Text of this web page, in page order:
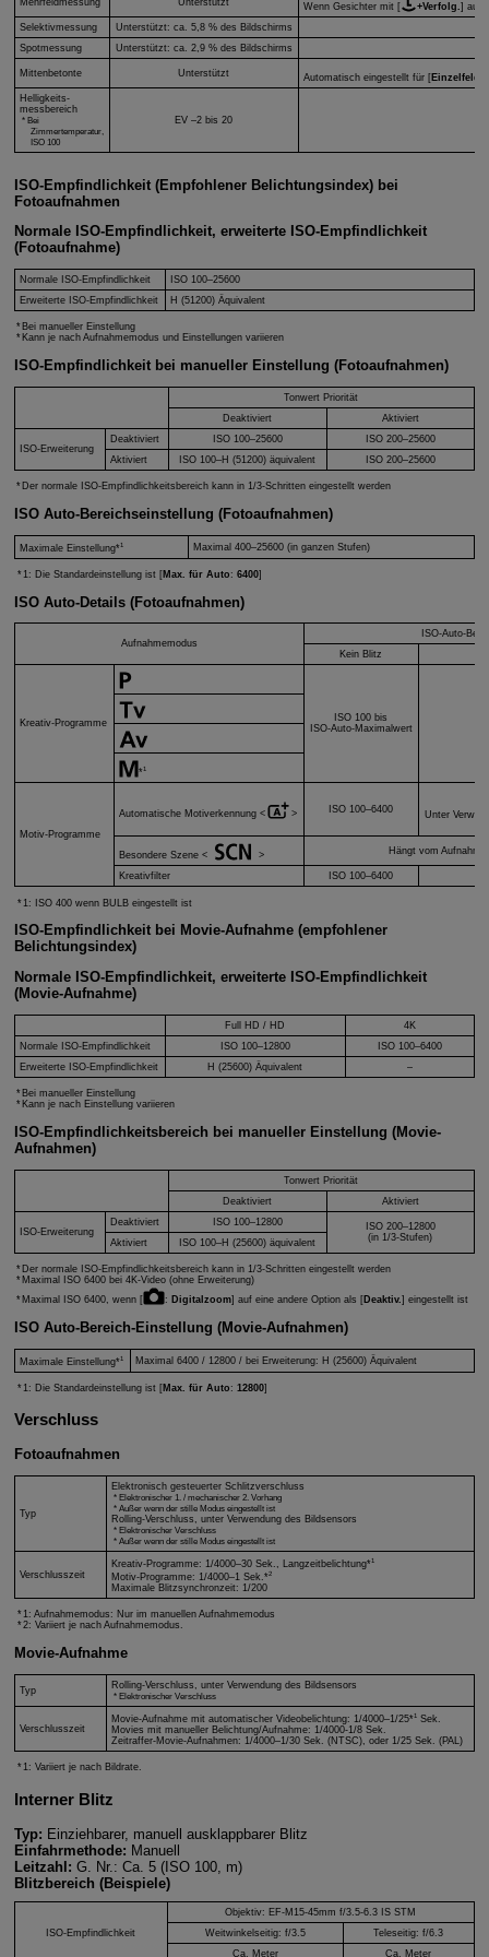
Wenn Gesichter mit [ +Verfolg.]
Selektivmessung
Unterstützt: ca. 5,8 % des Bildschirms
Spotmessung
Unterstützt: ca. 2,9 % des Bildschirms
Mittenbetonte Unterstützt Automatisch eingestellt für [ Einzelfeld
Helligkeits-
messbereich
Bei
Zimmertemperatur,
ISO 100
EV –2 bis 20
ISO-Empfindlichkeit (Empfohlener Belichtungsindex) bei
Fotoaufnahmen
Normale ISO-Empfindlichkeit, erweiterte ISO-Empfindlichkeit
(Fotoaufnahme)
Normale ISO-Empfindlichkeit
ISO 100–25600
Erweiterte ISO-Empfindlichkeit
H (51200) Äquivalent
Bei manueller Einstellung
Kann je nach Aufnahmemodus und Einstellungen variieren
ISO-Empfindlichkeit bei manueller Einstellung (Fotoaufnahmen)
Tonwert Priorität
Deaktiviert
Aktiviert
ISO-Erweiterung
Deaktiviert ISO 100–25600
ISO 200–25600
Aktiviert
ISO 100–H (51200) äquivalent ISO 200–25600
Der normale ISO-Empfindlichkeitsbereich kann in 1/3-Schritten eingestellt werden
ISO Auto-Bereichseinstellung (Fotoaufnahmen)
Maximale Einstellung*1 Maximal 400–25600 (in ganzen Stufen)
1: Die Standardeinstellung ist [Max. für Auto :6400]
ISO Auto-Details (Fotoaufnahmen)
Aufnahmemodus
ISO-Auto-
Kein Blitz
Kreativ-Programme
ISO 100 bis
ISO-Auto-Maximalwert
*1
Motiv-Programme
Automatische Motiverkennung ISO 100–6400
Unter
Besondere Szene Hängt vom
Kreativfilter ISO 100–6400
1: ISO 400 wenn BULB eingestellt ist
ISO-Empfindlichkeit bei Movie-Aufnahme (empfohlener
Belichtungsindex)
Normale ISO-Empfindlichkeit, erweiterte ISO-Empfindlichkeit
(Movie-Aufnahme)
Full HD / HD
4K
Normale ISO-Empfindlichkeit
ISO 100–12800
ISO 100–6400
Erweiterte ISO-Empfindlichkeit
H (25600) Äquivalent –
Bei manueller Einstellung
Kann je nach Einstellung variieren
ISO-Empfindlichkeitsbereich bei manueller Einstellung (Movie-
Aufnahmen)
Tonwert Priorität
Deaktiviert
Aktiviert
ISO-Erweiterung
Deaktiviert ISO 100–12800
ISO 200–12800
(in 1/3-Stufen)
Aktiviert ISO 100–H (25600) äquivalent
Der normale ISO-Empfindlichkeitsbereich kann in 1/3-Schritten eingestellt werden
Maximal ISO 6400 bei 4K-Video (ohne Erweiterung)
Maximal ISO 6400, wenn [
: Digitalzoom] auf eine andere Option als [ Deaktiv.] eingestellt ist
ISO Auto-Bereich-Einstellung (Movie-Aufnahmen)
Maximale Einstellung*1 Maximal 6400 / 12800 / bei Erweiterung: H (25600) Äquivalent
1: Die Standardeinstellung ist [Max. für Auto :12800]
Verschluss
Fotoaufnahmen
Typ
Elektronisch gesteuerter Schlitzverschluss
Elektronischer 1. / mechanischer 2. Vorhang
Außer wenn der stille Modus eingestellt ist
Rolling-Verschluss, unter Verwendung des Bildsensors
Elektronischer Verschluss
Außer wenn der stille Modus eingestellt ist
Verschlusszeit
Kreativ-Programme: 1/4000–30 Sek., Langzeitbelichtung*1
Motiv-Programme: 1/4000–1 Sek.*2
Maximale Blitzsynchronzeit: 1/200
1: Aufnahmemodus: Nur im manuellen Aufnahmemodus
2: Variiert je nach Aufnahmemodus.
Movie-Aufnahme
Typ
Rolling-Verschluss, unter Verwendung des Bildsensors
Elektronischer Verschluss
Verschlusszeit
Movie-Aufnahme mit automatischer Videobelichtung: 1/4000–1/25*1 Sek.
Movies mit manueller Belichtung/Aufnahme: 1/4000-1/8 Sek.
Zeitraffer-Movie-Aufnahmen: 1/4000–1/30 Sek. (NTSC), oder 1/25 Sek. (PAL)
1: Variiert je nach Bildrate.
Interner Blitz
Typ: Einziehbarer, manuell ausklappbarer Blitz
Einfahrmethode: Manuell
Leitzahl: G. Nr.: Ca. 5 (ISO 100, m)
Blitzbereich (Beispiele)
ISO-Empfindlichkeit
Objektiv: EF-M15-45mm f/3.5-6.3 IS STM
Weitwinkelseitig: f/3.5
Teleseitig: f/6.3
Ca. Meter
Ca. Meter